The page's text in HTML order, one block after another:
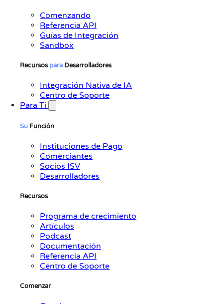
Comenzando
Referencia API
Guías de Integración
Sandbox
Recursospara Desarrolladores
Integración Nativa de IA
Centro de Soporte
Para Ti
Su Función
Instituciones de Pago
Comerciantes
Socios ISV
Desarrolladores
Recursos
Programa de crecimiento
Artículos
Podcast
Documentación
Referencia API
Centro de Soporte
Comenzar